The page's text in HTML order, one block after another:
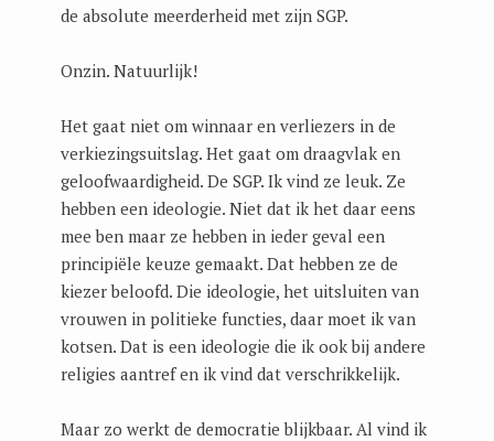
de absolute meerderheid met zijn SGP.
Onzin. Natuurlijk!
Het gaat niet om winnaar en verliezers in de
verkiezingsuitslag. Het gaat om draagvlak en
geloofwaardigheid. De SGP. Ik vind ze leuk. Ze
hebben een ideologie. Niet dat ik het daar eens
mee ben maar ze hebben in ieder geval een
principiële keuze gemaakt. Dat hebben ze de
kiezer beloofd. Die ideologie, het uitsluiten van
vrouwen in politieke functies, daar moet ik van
kotsen. Dat is een ideologie die ik ook bij andere
religies aantref en ik vind dat verschrikkelijk.
Maar zo werkt de democratie blijkbaar. Al vind ik